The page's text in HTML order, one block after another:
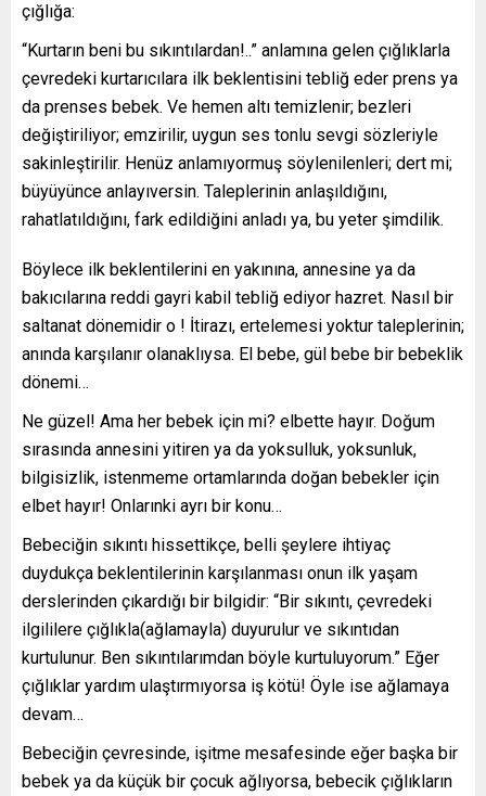
çığlığa:
“Kurtarın beni bu sıkıntılardan!..” anlamına gelen çığlıklarla
çevredeki kurtarıcılara ilk beklentisini tebliğ eder prens ya
da prenses bebek. Ve hemen altı temizlenir; bezleri
değiştiriliyor; emzirilir, uygun ses tonlu sevgi sözleriyle
sakinleştirilir. Henüz anlamıyormuş söylenilenleri; dert mi;
büyüyünce anlayıversin. Taleplerinin anlaşıldığını,
rahatlatıldığını, fark edildiğini anladı ya, bu yeter şimdilik.
Böylece ilk beklentilerini en yakınına, annesine ya da
bakıcılarına reddi gayri kabil tebliğ ediyor hazret. Nasıl bir
saltanat dönemidir o ! İtirazı, ertelemesi yoktur taleplerinin;
anında karşılanır olanaklıysa. El bebe, gül bebe bir bebeklik
dönemi…
Ne güzel! Ama her bebek için mi? elbette hayır. Doğum
sırasında annesini yitiren ya da yoksulluk, yoksunluk,
bilgisizlik, istenmeme ortamlarında doğan bebekler için
elbet hayır! Onlarınki ayrı bir konu…
Bebeciğin sıkıntı hissettikçe, belli şeylere ihtiyaç
duydukça beklentilerinin karşılanması onun ilk yaşam
derslerinden çıkardığı bir bilgidir: “Bir sıkıntı, çevredeki
ilgililere çığlıkla(ağlamayla) duyurulur ve sıkıntıdan
kurtulunur. Ben sıkıntılarımdan böyle kurtuluyorum.” Eğer
çığlıklar yardım ulaştırmıyorsa iş kötü! Öyle ise ağlamaya
devam…
Bebeciğin çevresinde, işitme mesafesinde eğer başka bir
bebek ya da küçük bir çocuk ağlıyorsa, bebecik çığlıkların